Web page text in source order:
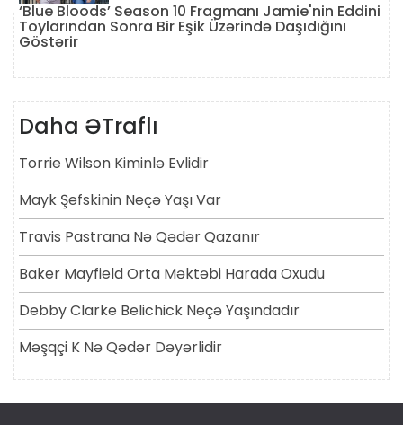
‘Blue Bloods’ Season 10 Fragmanı Jamie'nin Eddini
Toylarından Sonra Bir Eşik Üzərində Daşıdığını
Göstərir
Daha ƏTraflı
Torrie Wilson Kiminlə Evlidir
Mayk Şefskinin Neçə Yaşı Var
Travis Pastrana Nə Qədər Qazanır
Baker Mayfield Orta Məktəbi Harada Oxudu
Debby Clarke Belichick Neçə Yaşındadır
Məşqçi K Nə Qədər Dəyərlidir